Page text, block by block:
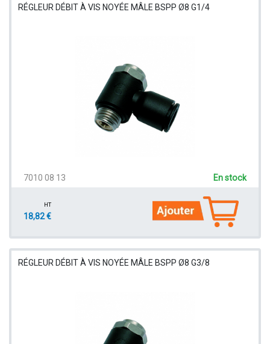
RÉGLEUR DÉBIT À VIS NOYÉE MÂLE BSPP Ø8 G1/4
7010 08 13 En stock
HT
18,82 €
RÉGLEUR DÉBIT À VIS NOYÉE MÂLE BSPP Ø8 G3/8